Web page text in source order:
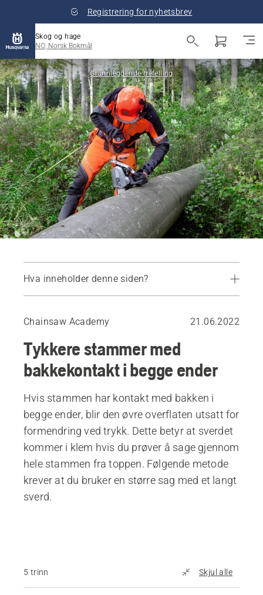
Registrering for nyhetsbrev
Skog og hage
NO, Norsk Bokmål
Grunnleggende trefelling
Hva inneholder denne siden?
Chainsaw Academy 21.06.2022
Tykkere stammer med
bakkekontakt i begge ender
Hvis stammen har kontakt med bakken i
begge ender, blir den øvre overflaten utsatt for
formendring ved trykk. Dette betyr at sverdet
kommer i klem hvis du prøver å sage gjennom
hele stammen fra toppen. Følgende metode
krever at du bruker en større sag med et langt
sverd.
5 trinn Skjul alle